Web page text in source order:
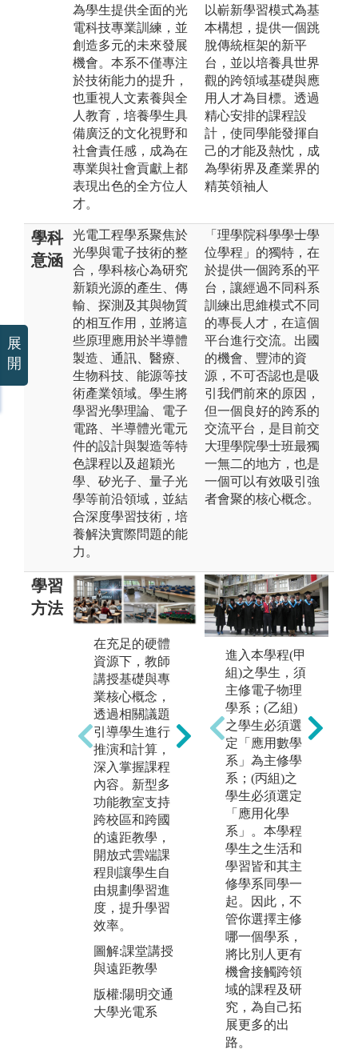
為學生提供全面的光
電科技專業訓練，並
創造多元的未來發展
機會。本系不僅專注
於技術能力的提升，
也重視人文素養與全
人教育，培養學生具
備廣泛的文化視野和
社會責任感，成為在
專業與社會貢獻上都
表現出色的全方位人
才。
以嶄新學習模式為基
本構想，提供一個跳
脫傳統框架的新平
台，並以培養具世界
觀的跨領域基礎與應
用人才為目標。透過
精心安排的課程設
計，使同學能發揮自
己的才能及熱忱，成
為學術界及產業界的
精英領袖人
學科
意涵
光電工程學系聚焦於
光學與電子技術的整
合，學科核心為研究
新穎光源的產生、傳
輸、探測及其與物質
的相互作用，並將這
些原理應用於半導體
製造、通訊、醫療、
生物科技、能源等技
術產業領域。學生將
學習光學理論、電子
電路、半導體光電元
件的設計與製造等特
色課程以及超穎光
學、矽光子、量子光
學等前沿領域，並結
合深度學習技術，培
養解決實際問題的能
力。
「理學院科學學士學
位學程」的獨特，在
於提供一個跨系的平
台，讓經過不同科系
訓練出思維模式不同
的專長人才，在這個
平台進行交流。出國
的機會、豐沛的資
源，不可否認也是吸
引我們前來的原因，
但一個良好的跨系的
交流平台，是目前交
大理學院學士班最獨
一無二的地方，也是
一個可以有效吸引強
者會聚的核心概念。
學習
方法
在充足的硬體
資源下，教師
講授基礎與專
業核心概念，
透過相關議題
引導學生進行
推演和計算，
深入掌握課程
內容。新型多
功能教室支持
跨校區和跨國
的遠距教學，
開放式雲端課
程則讓學生自
由規劃學習進
度，提升學習
效率。
圖解:課堂講授
與遠距教學
版權:陽明交通
大學光電系
培養學生的獨
立思考與實作
能力，系統規
劃實驗課程，
讓學生親自操
作，驗證理論
中的光電現
象。完成核心
課程後，學生
可針對特定主
題提出實驗方
法並實際操
作。透過團隊
合作，強化專
業知識和溝通
能力，並提出
有效解決方
案。
圖解:實驗實作
與專題競賽
版權:陽明交通
大學光電系
進入本學程(甲
組)之學生，須
主修電子物理
學系；(乙組)
之學生必須選
定「應用數學
系」為主修學
系；(丙組)之
學生必須選定
「應用化學
系」。本學程
學生之生活和
學習皆和其主
修學系同學一
起。因此，不
管你選擇主修
哪一個學系，
將比別人更有
機會接觸跨領
域的課程及研
究，為自己拓
展更多的出
路。
展
開